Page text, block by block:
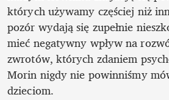
których używamy częściej niż
pozór wydają się zupełnie
mieć negatywny wpływ na
zwrotów, których zdaniem
Morin nigdy nie powinniśmy
dzieciom.